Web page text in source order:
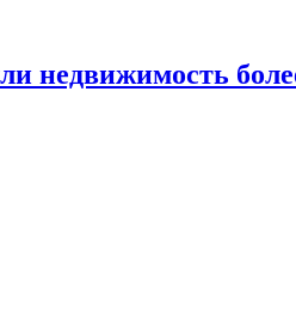
недвижимость